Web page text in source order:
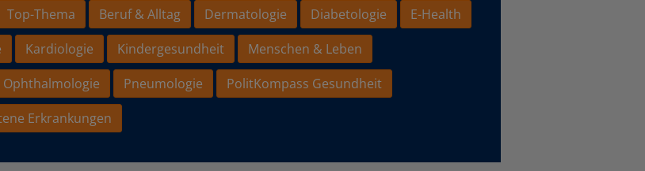
Top-Thema Beruf & Alltag Dermatologie Diabetologie
E-Health
Kardiologie Kindergesundheit
Menschen & Leben
Ophthalmologie Pneumologie
PolitKompass Gesundheit
Erkrankungen